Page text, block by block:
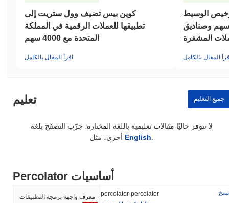
كوين بيس تضيف وول ستريت إلى
تطبيقها للعملات الرقمية في المملكة
المتحدة مع 4000 سهم
اقرأ المقال بالكامل
الوسيط
وصناديق
المشفرة
المقال بالكامل
تعليم جميع التعليم
لا تتوفر حاليًا مقالات تعليمية باللغة المختارة. جرّب التصفح بلغة
English
Percolator أساسيات
معرف واجهة برمجة التطبيقات percolator-percolator
نسخ